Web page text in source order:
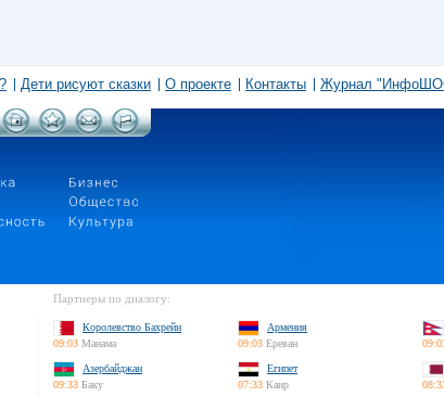
Дети рисуют сказки О проекте Контакты Журнал
Партнеры по диалогу:
Королевство Бахрейн
09:03 Манама
Армения
09:03 Ереван
Азербайджан
09:33 Баку
Египет
07:33 Каир